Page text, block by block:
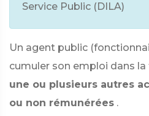
Service Public (DILA)
Un agent public
cumuler son emploi dans
une ou plusieurs autres
ou non rémunérées .